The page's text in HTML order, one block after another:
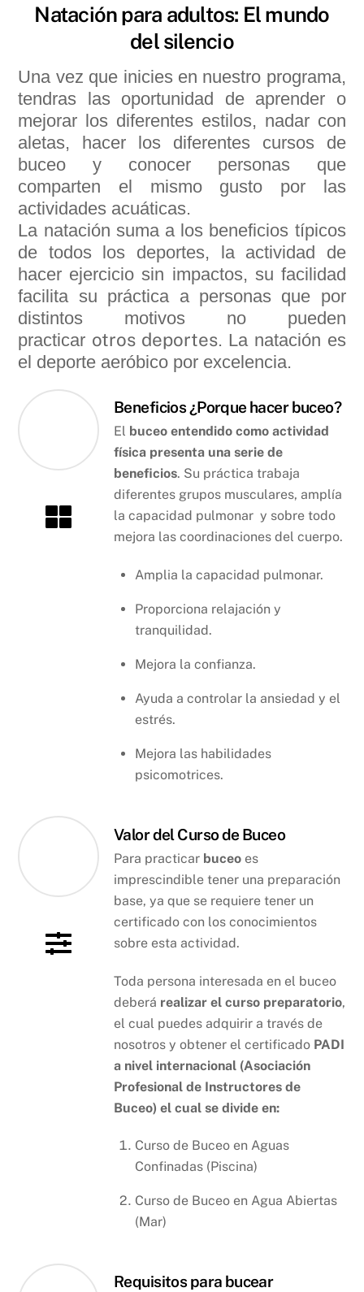
Natación para adultos: El mundo
del silencio
Una vez que inicies en nuestro programa,
tendras las oportunidad de aprender o
mejorar los diferentes estilos, nadar con
aletas, hacer los diferentes cursos de
buceo y conocer personas que
comparten el mismo gusto por las
actividades acuáticas.
La natación suma a los beneficios típicos
de todos los deportes, la actividad de
hacer ejercicio sin impactos, su facilidad
facilita su práctica a personas que por
distintos motivos no pueden
practicar otros deportes. La natación es
el deporte aeróbico por excelencia.
Beneficios ¿Porque hacer buceo?
El buceo entendido como actividad
física presenta una serie de
beneficios. Su práctica trabaja
diferentes grupos musculares, amplía
la capacidad pulmonar y sobre todo
mejora las coordinaciones del cuerpo.
Amplia la capacidad pulmonar.
Proporciona relajación y
tranquilidad.
Mejora la confianza.
Ayuda a controlar la ansiedad y el
estrés.
Mejora las habilidades
psicomotrices.
Valor del Curso de Buceo
Para practicar buceo es
imprescindible tener una preparación
base, ya que se requiere tener un
certificado con los conocimientos
sobre esta actividad.
Toda persona interesada en el buceo
deberá realizar el curso preparatorio,
el cual puedes adquirir a través de
nosotros y obtener el certificado PADI
a nivel internacional (Asociación
Profesional de Instructores de
Buceo) el cual se divide en:
Curso de Buceo en Aguas
Confinadas (Piscina)
Curso de Buceo en Agua Abiertas
(Mar)
Requisitos para bucear